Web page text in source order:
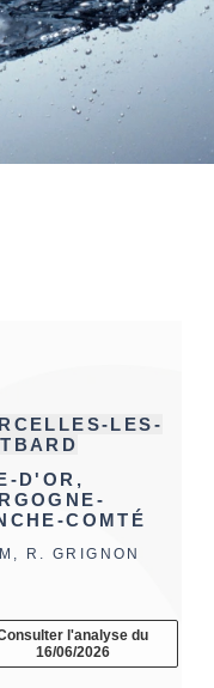
LES-
D'OR,
COMTÉ
R. GRIGNON
l'analyse du
16/06/2026